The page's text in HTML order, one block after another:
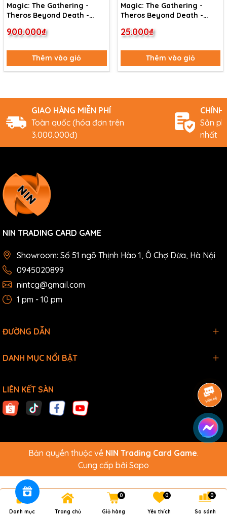
Magic: The Gathering -
Theros Beyond Death -
900.000₫
Thêm vào giỏ
Magic: The Gathering -
Theros Beyond Death -
25.000₫
Thêm vào giỏ
GIAO HÀNG MIỄN PHÍ
Toàn quốc (hóa đơn trên
3.000.000đ)
CHÍNH
Sản
nhất
NIN TRADING CARD GAME
Showroom: Số 51 ngõ Thịnh Hào 1, Ô Chợ Dừa, Hà Nội
0945020899
nintcg@gmail.com
1 pm - 10 pm
ĐƯỜNG DẪN
DANH MỤC NỔI BẬT
LIÊN KẾT SÀN
Bản quyền thuộc về NIN Trading Card Game.
Cung cấp bởi Sapo
Danh mục Trang chủ Giỏ hàng
0
Yêu thích
0
So sánh
0